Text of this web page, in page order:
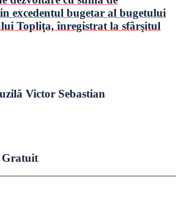
excedentul bugetar al bugetului
Topliţa, înregistrat la sfârşitul
Victor Sebastian
Gratuit